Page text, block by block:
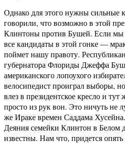
Однако для этого нужны
говорили, что возможно в этой
Клинтоны против Бушей. Если мы
все кандидаты в этой гонке —
поймет нашу правоту.
губернатора Флориды Джеффа
американского лопоухого
велосипедист проиграл выборы,
влез в президентское кресло и
просто из рук вон. Это ничуть не
же Ираке времен Саддама Хусейна.
Деяния семейки Клинтон в Белом
известны. Нам что, придется